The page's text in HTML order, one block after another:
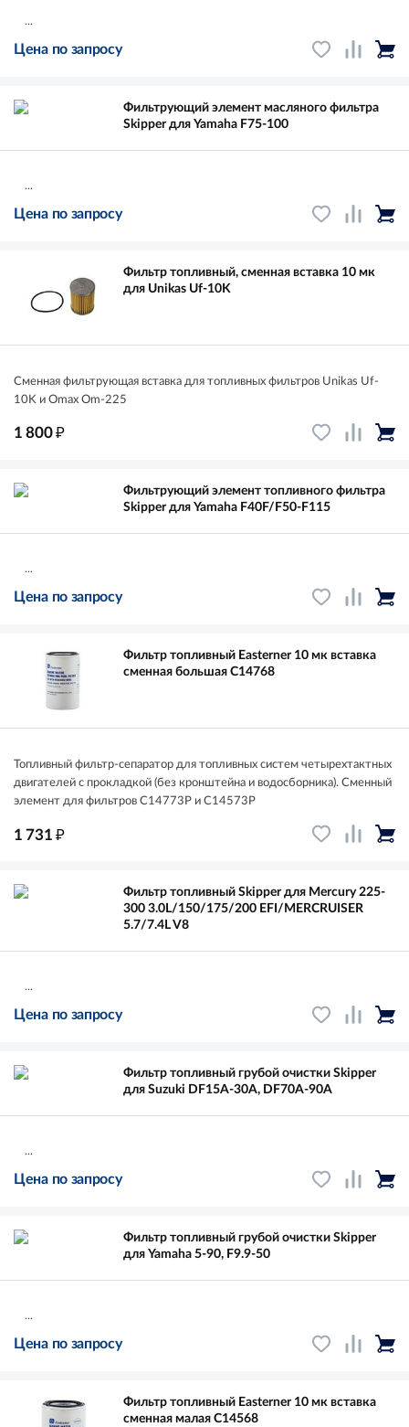
...
Цена по запросу
Фильтрующий элемент масляного фильтра
Skipper для Yamaha F75-100
...
Цена по запросу
Фильтр топливный, сменная вставка 10 мк
для Unikas Uf-10K
Сменная фильтрующая вставка для топливных фильтров Unikas Uf-
10K и Omax Om-225
1 800₽
Фильтрующий элемент топливного фильтра
Skipper для Yamaha F40F/F50-F115
...
Цена по запросу
Фильтр топливный Easterner 10 мк вставка
сменная большая C14768
Топливный фильтр-сепаратор для топливных систем четырехтактных
двигателей с прокладкой (без кронштейна и водосборника). Сменный
элемент для фильтров C14773P и C14573P
1 731₽
Фильтр топливный Skipper для Mercury 225-
300 3.0L/150/175/200 EFI/MERCRUISER
5.7/7.4L V8
...
Цена по запросу
Фильтр топливный грубой очистки Skipper
для Suzuki DF15A-30A, DF70A-90A
...
Цена по запросу
Фильтр топливный грубой очистки Skipper
для Yamaha 5-90, F9.9-50
...
Цена по запросу
Фильтр топливный Easterner 10 мк вставка
сменная малая C14568